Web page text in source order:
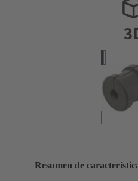
Resumen de